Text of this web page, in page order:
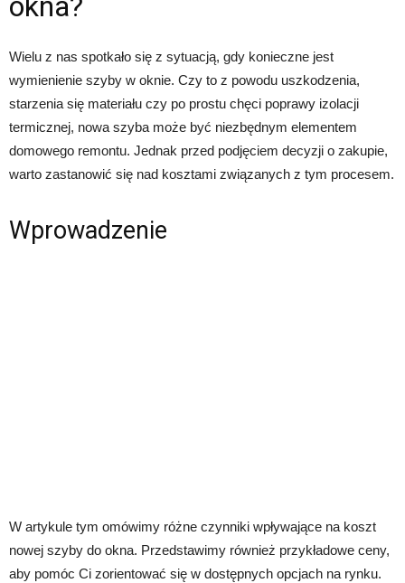
Wielu z nas spotkało się z sytuacją, gdy konieczne jest
wymienienie szyby w oknie. Czy to z powodu uszkodzenia,
starzenia się materiału czy po prostu chęci poprawy izolacji
termicznej, nowa szyba może być niezbędnym elementem
domowego remontu. Jednak przed podjęciem decyzji o zakupie,
warto zastanowić się nad kosztami związanych z tym procesem.
Wprowadzenie
W artykule tym omówimy różne czynniki wpływające na koszt
nowej szyby do okna. Przedstawimy również przykładowe ceny,
aby pomóc Ci zorientować się w dostępnych opcjach na rynku.